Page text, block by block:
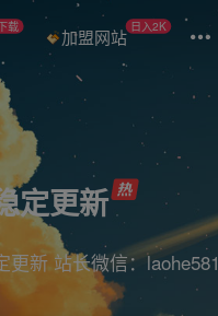
载 加盟网站 日入2K
定更新
新 站长微信：laohe581